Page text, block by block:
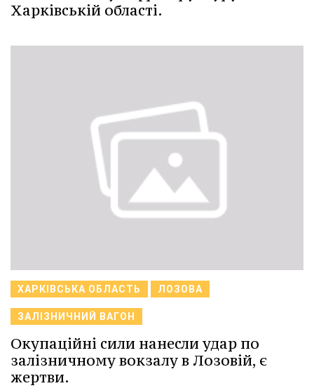
Харківській області.
ХАРКІВСЬКА ОБЛАСТЬ ЛОЗОВА
ЗАЛІЗНИЧНИЙ ВАГОН
Окупаційні сили нанесли удар по
залізничному вокзалу в Лозовій, є
жертви.